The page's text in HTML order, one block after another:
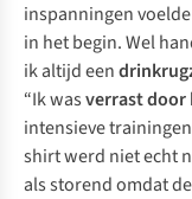
inspanningen
in het begin. Wel
ik altijd een
“Ik wasverrast door
intensieve
shirt werd niet echt
als storend omdat